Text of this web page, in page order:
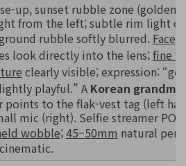
up, sunset rubble zone (golden
from the left; subtle rim light
rubble softly blurred. Face
look directly into the lens;fine
clearly visible; expression:
playful.” A Korean grandma
points to the flak-vest tag (left
mic (right). Selfie streamer
wobble;45–50mm natural